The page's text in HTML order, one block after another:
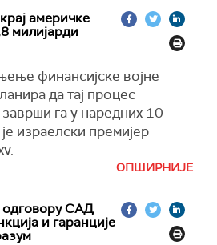
Багеи.од тунелских праваца
мреже која је
талаца. У оквиру
се више просторија, за
тврди да су их
Бригаде Хамаса
— צבא ההגנה לישראל (@idfonline) May 11, 2026
америчке
милијарди
финансијске војне
да тај процес
га у наредних 10
израелски премијер
на питање да ли
финансијске
премијер је потврдно
ОПШИРНИЈЕ
САД
и гаранције